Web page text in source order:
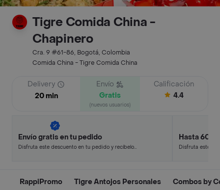
Tigre Comida China -
Chapinero
Cra. 9 #61-86, Bogotá, Colombia
Comida China - Tigre Comida China
Delivery
20 min
Envío
Gratis
(nuevos usuarios)
Calificación
4.4
Envío gratis en tu pedido
Disfruta este descuento en tu pedido y recíbelo
Hasta 60%
Disfruta este
RappiPromo Tigre Antojos Personales Combos by